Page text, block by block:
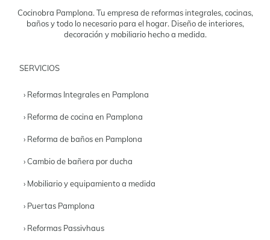
Cocinobra Pamplona. Tu empresa de reformas integrales, cocinas,
baños y todo lo necesario para el hogar. Diseño de interiores,
decoración y mobiliario hecho a medida.
SERVICIOS
› Reformas Integrales en Pamplona
› Reforma de cocina en Pamplona
› Reforma de baños en Pamplona
› Cambio de bañera por ducha
› Mobiliario y equipamiento a medida
› Puertas Pamplona
› Reformas Passivhaus